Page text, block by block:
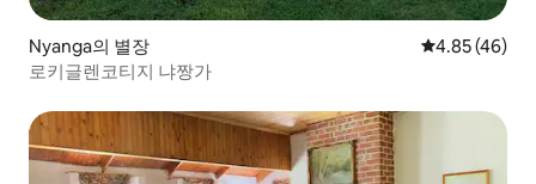
Nyanga의 별장 평점 4.85점(5
4.85 (46)
로키글렌코티지 냐짱가